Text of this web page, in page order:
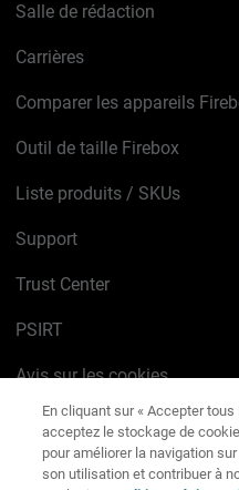
Salle de rédaction
Carrières
Comparer les appareils
Outil de taille Firebox
Liste produits / SKUs
Support
Trust Center
PSIRT
Avis sur les cookies
Politique de confidentialité
Charte Graphique
acceptez le stockage de
pour améliorer la navigation
son utilisation et contribuer à
marketing. Politique